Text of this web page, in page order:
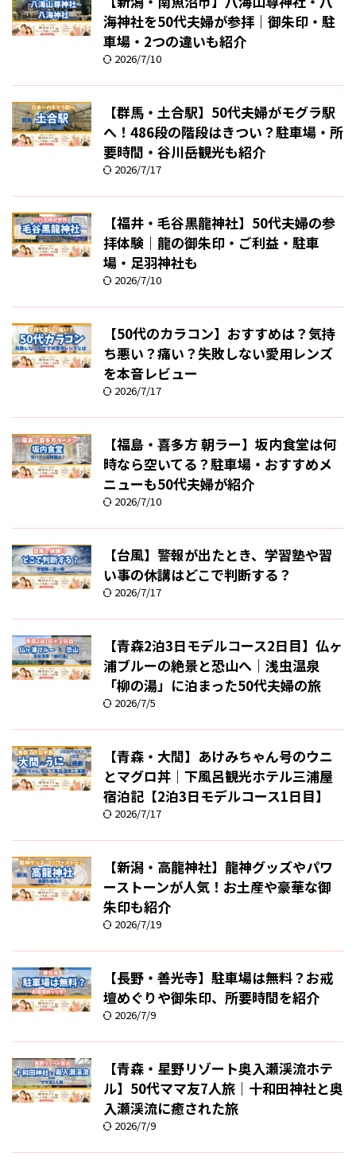
海神社を50代夫婦が参拝｜御朱印・駐
車場・2つの違いも紹介
2026/7/10
【群馬・土合駅】50代夫婦がモグラ駅
へ！486段の階段はきつい？駐車場・所
要時間・谷川岳観光も紹介
2026/7/17
【福井・毛谷黒龍神社】50代夫婦の参
拝体験｜龍の御朱印・ご利益・駐車
場・足羽神社も
2026/7/10
【50代のカラコン】おすすめは？気持
ち悪い？痛い？失敗しない愛用レンズ
を本音レビュー
2026/7/17
【福島・喜多方 朝ラー】坂内食堂は何
時なら空いてる？駐車場・おすすめメ
ニューも50代夫婦が紹介
2026/7/10
【台風】警報が出たとき、学習塾や習
い事の休講はどこで判断する？
2026/7/17
【青森2泊3日モデルコース2日目】仏ヶ
浦ブルーの絶景と恐山へ｜浅虫温泉
「柳の湯」に泊まった50代夫婦の旅
2026/7/5
【青森・大間】あけみちゃん号のウニ
とマグロ丼｜下風呂観光ホテル三浦屋
宿泊記【2泊3日モデルコース1日目】
2026/7/17
【新潟・高龍神社】龍神グッズやパワ
ーストーンが人気！お土産や豪華な御
朱印も紹介
2026/7/19
【長野・善光寺】駐車場は無料？お戒
壇めぐりや御朱印、所要時間を紹介
2026/7/9
【青森・星野リゾート奥入瀬渓流ホテ
ル】50代ママ友7人旅｜十和田神社と奥
入瀬渓流に癒された旅
2026/7/9